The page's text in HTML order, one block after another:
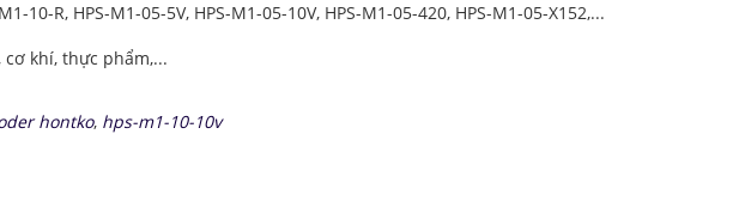
10-R, HPS-M1-05-5V, HPS-M1-05-10V, HPS-M1-05-420, HPS-M1-05-X152,...
khí, thực phẩm,...
hontko, hps-m1-10-10v